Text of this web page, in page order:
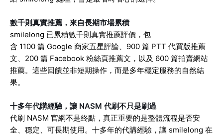
數千則真實推薦，來自長期市場累積
smilelong 已累積數千則真實推薦評價，包
含 1100 篇 Google 商家五星評論、900 篇 PTT 代買版推薦
文、200 篇 Facebook 粉絲頁推薦文，以及 600 篇拍賣網站
推薦。這些回饋並非短期操作，而是多年穩定服務的自然結
果。
十多年代購經驗，讓 NASM 代刷不只是刷過
代刷 NASM 官網不是終點，真正重要的是整體流程是否安
全、穩定、可長期使用。十多年的代購經驗，讓 smilelong 在